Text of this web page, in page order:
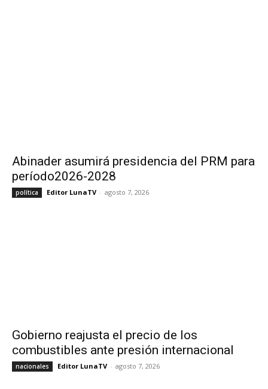
Abinader asumirá presidencia del PRM para
período2026-2028
política Editor LunaTV - agosto 7, 2026
Gobierno reajusta el precio de los
combustibles ante presión internacional
nacionales Editor LunaTV - agosto 7, 2026